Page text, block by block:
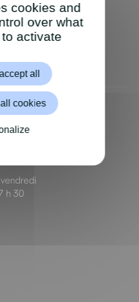
Loire Cedex
h 30
cookies and
over what
activate
all
cookies